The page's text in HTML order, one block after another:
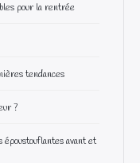
pour la rentrée
tendances
?
époustouflantes avant et